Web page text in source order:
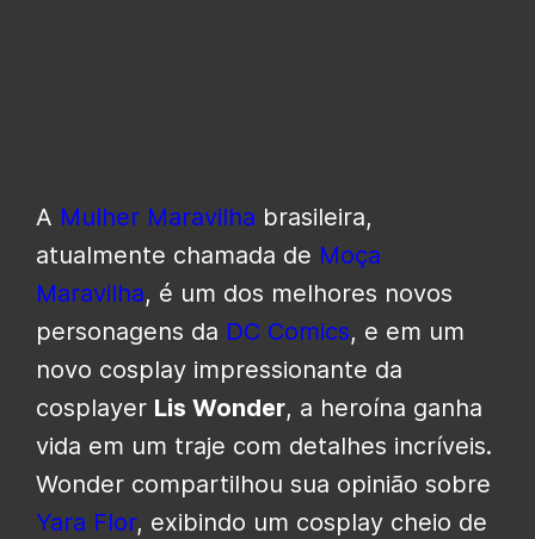
A Mulher Maravilha brasileira,
atualmente chamada de Moça
Maravilha, é um dos melhores novos
personagens da DC Comics, e em um
novo cosplay impressionante da
cosplayer Lis Wonder, a heroína ganha
vida em um traje com detalhes incríveis.
Wonder compartilhou sua opinião sobre
Yara Flor, exibindo um cosplay cheio de